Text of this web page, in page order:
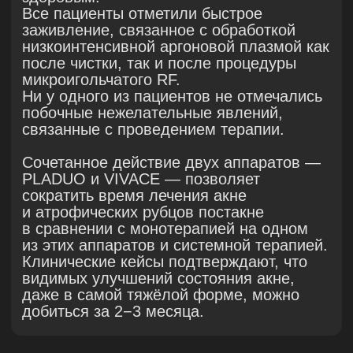
Клинический кейс 3
Пациентка, 27 лет.
Анамнез: Акне с подросткового возраста
(с 15 лет). Воспалительные элементы —
множественные, располагаются
диффузно по всем зонам лица, имеют
стихийный характер появления.
Клиническая картина сопровождается
выраженной жирностью кожи и наличием
поствоспалительных рубцовых
План терапии включал три этапа
:
Подготовительный этап — чистка
лица с целью подготовки кожи к
дальнейшему воздействию.
Основной этап — курс холодной
плазмотерапии на аппарате PLADUO.
(Проведено 5 процедур по протоколу,
идентичному терапии пациента №1:
— аргоновая плазма на 15 уровне
мощности, 700–1000 импульсов;—
азотная плазма на уровнях мощности
2–3, 350–500 импульсов на